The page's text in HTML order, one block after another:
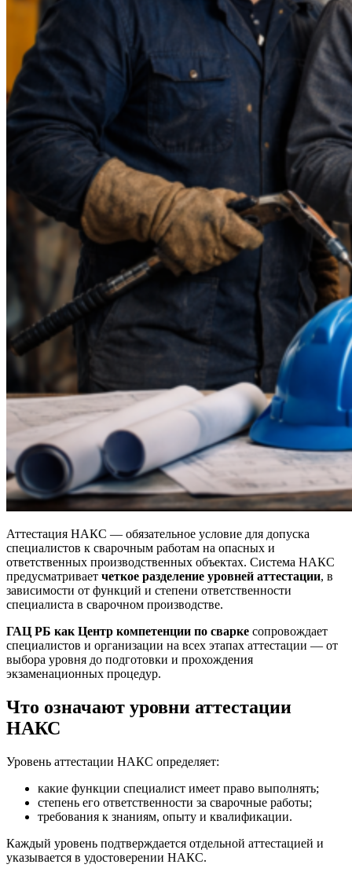
Аттестация НАКС — обязательное условие для допуска
специалистов к сварочным работам на опасных и
ответственных производственных объектах. Система НАКС
предусматривает четкое разделение уровней аттестации, в
зависимости от функций и степени ответственности
специалиста в сварочном производстве.
ГАЦ РБ как Центр компетенции по сварке сопровождает
специалистов и организации на всех этапах аттестации — от
выбора уровня до подготовки и прохождения
экзаменационных процедур.
Что означают уровни аттестации
НАКС
Уровень аттестации НАКС определяет:
какие функции специалист имеет право выполнять;
степень его ответственности за сварочные работы;
требования к знаниям, опыту и квалификации.
Каждый уровень подтверждается отдельной аттестацией и
указывается в удостоверении НАКС.